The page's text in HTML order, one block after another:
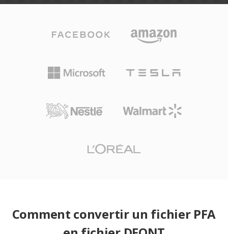
Comment convertir un fichier PFA